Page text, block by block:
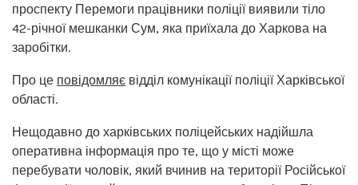
проспекту Перемоги працівники поліції виявили тіло
42-річної мешканки Сум, яка приїхала до Харкова на
заробітки.
Про це повідомляє відділ комунікації поліції Харківської
області.
Нещодавно до харківських поліцейських надійшла
оперативна інформація про те, що у місті може
перебувати чоловік, який вчинив на території Російської